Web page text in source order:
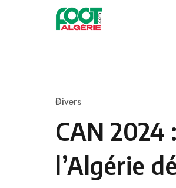
Skip to content
Category
Divers
CAN 2024
l’Algérie